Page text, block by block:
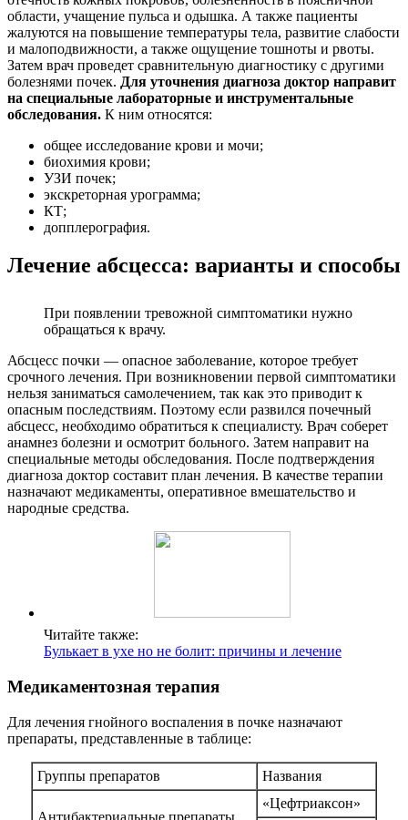
области, учащение пульса и одышка. А также пациенты
жалуются на повышение температуры тела, развитие слабости
и малоподвижности, а также ощущение тошноты и рвоты.
Затем врач проведет сравнительную диагностику с другими
болезнями почек. Для уточнения диагноза доктор направит
на специальные лабораторные и инструментальные
обследования. К ним относятся:
общее исследование крови и мочи;
биохимия крови;
УЗИ почек;
экскреторная урограмма;
КТ;
допплерография.
Лечение абсцесса: варианты и способы
При появлении тревожной симптоматики нужно
обращаться к врачу.
Абсцесс почки — опасное заболевание, которое требует
срочного лечения. При возникновении первой симптоматики
нельзя заниматься самолечением, так как это приводит к
опасным последствиям. Поэтому если развился почечный
абсцесс, необходимо обратиться к специалисту. Врач соберет
анамнез болезни и осмотрит больного. Затем направит на
специальные методы обследования. После подтверждения
диагноза доктор составит план лечения. В качестве терапии
назначают медикаменты, оперативное вмешательство и
народные средства.
Читайте также:
Булькает в ухе но не болит: причины и лечение
Медикаментозная терапия
Для лечения гнойного воспаления в почке назначают
препараты, представленные в таблице:
Группы препаратов Названия
Антибактериальные препараты
«Цефтриаксон»